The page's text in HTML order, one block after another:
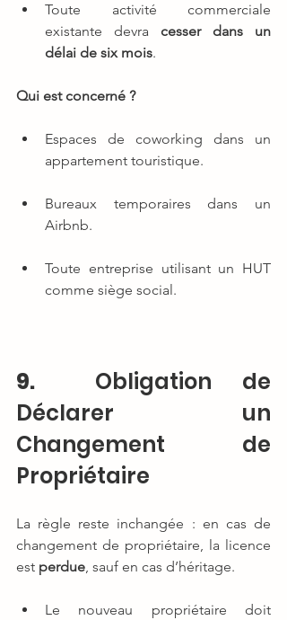
Toute activité commerciale
existante devra cesser dans un
délai de six mois.
Qui est concerné ?
Espaces de coworking dans un
appartement touristique.
Bureaux temporaires dans un
Airbnb.
Toute entreprise utilisant un HUT
comme siège social.
9. Obligation de
Déclarer un
Changement de
Propriétaire
La règle reste inchangée : en cas de
changement de propriétaire, la licence
est perdue, sauf en cas d’héritage.
Le nouveau propriétaire doit